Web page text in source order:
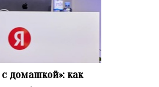
домашкой»: как